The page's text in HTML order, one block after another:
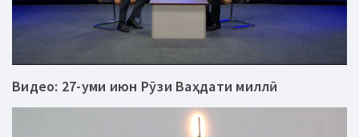
Видео: 27-уми июн Рӯзи Ваҳдати миллӣ